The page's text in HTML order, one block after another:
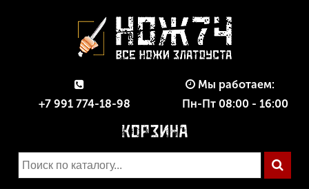
+7 991 774-18-98
Мы работаем:
Пн-Пт 08:00 - 16:00